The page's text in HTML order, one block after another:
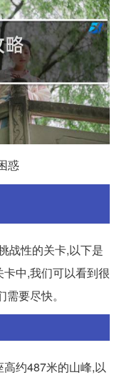
惑
战性的关卡,以下是
中,我们可以看到很
要尽快。
约487米的山峰,以